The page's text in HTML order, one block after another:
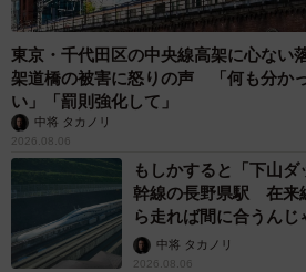
東京・千代田区の中央線高架に心な
架道橋の被害に怒りの声 「何も分か
い」「罰則強化して」
中将 タカノリ
2026.08.06
もしかすると「下山
幹線の長野県駅 在来
ら走れば間に合うん
係が反響
中将 タカノリ
2026.08.06